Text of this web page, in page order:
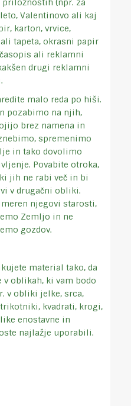
(npr. za
Valentinovo ali kaj
karton, vrvice,
tapeta, okrasni papir
ali reklamni
drugi reklamni
malo reda po hiši.
pozabimo na njih,
brez namena in
spremenimo
in tako dovolimo
Povabite otroka,
jih ne rabi več in bi
v drugačni obliki.
njegovi starosti,
Zemljo in ne
gozdov.
material tako, da
oblikah, ki vam bodo
v obliki jelke, srca,
kvadrati, krogi,
enostavne in
najlažje uporabili.